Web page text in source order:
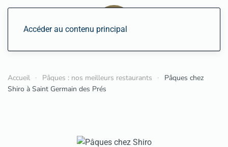
Accéder au contenu principal
Accueil Pâques : nos meilleurs restaurants
Pâques chez
Shiro à Saint Germain des Prés